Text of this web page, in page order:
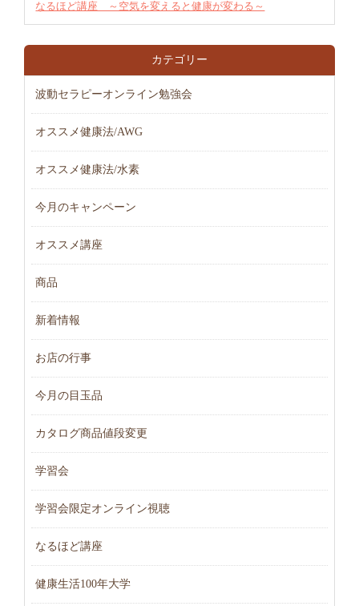
なるほど講座 ～空気を変えると健康が変わる～
カテゴリー
波動セラピーオンライン勉強会
オススメ健康法/AWG
オススメ健康法/水素
今月のキャンペーン
オススメ講座
商品
新着情報
お店の行事
今月の目玉品
カタログ商品値段変更
学習会
学習会限定オンライン視聴
なるほど講座
健康生活100年大学